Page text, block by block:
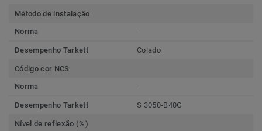
Método de instalação
Norma
-
Desempenho Tarkett Colado
Código cor NCS
Norma
-
Desempenho Tarkett S 3050-B40G
Nível de reflexão (%)